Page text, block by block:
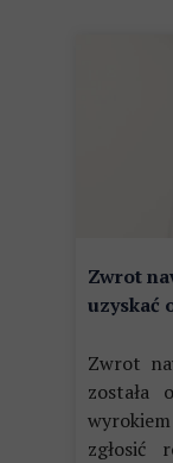
Zwrot
uzyskać
Zwrot
została
zgłosić